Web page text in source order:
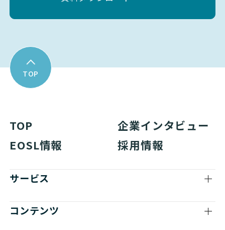
TOP
TOP
企業インタビュー
EOSL情報
採用情報
サービス
コンテンツ